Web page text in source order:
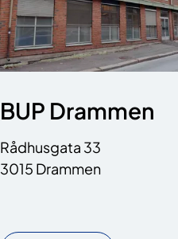
BUP Drammen
Rådhusgata 33
3015 Drammen